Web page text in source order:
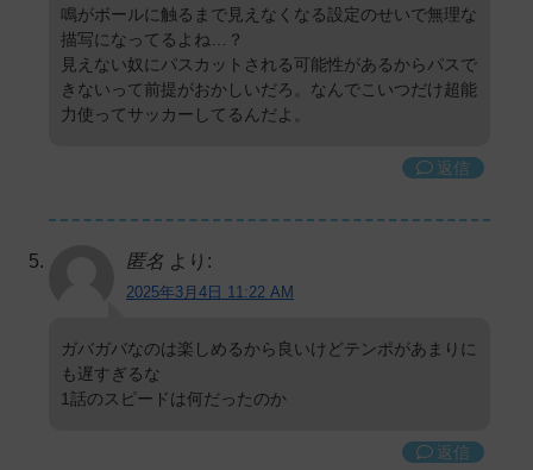
鳴がボールに触るまで見えなくなる設定のせいで無理な
描写になってるよね…？
見えない奴にパスカットされる可能性があるからパスで
きないって前提がおかしいだろ。なんでこいつだけ超能
力使ってサッカーしてるんだよ。
返信
匿名 より:
2025年3月4日 11:22 AM
ガバガバなのは楽しめるから良いけどテンポがあまりに
も遅すぎるな
1話のスピードは何だったのか
返信